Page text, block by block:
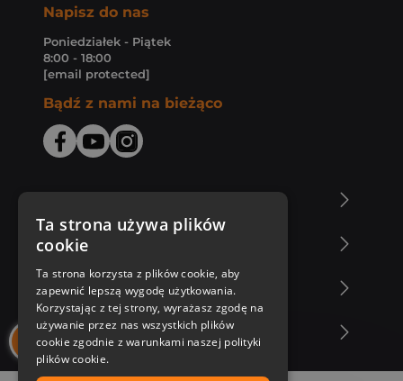
Napisz do nas
Poniedziałek - Piątek
8:00 - 18:00
[email protected]
Bądź z nami na bieżąco
Zakupy u nas
Nasza oferta
Nasi autorzy
Ta strona używa plików
cookie
Ta strona korzysta z plików cookie, aby
zapewnić lepszą wygodę użytkowania.
Korzystając z tej strony, wyrażasz zgodę na
używanie przez nas wszystkich plików
cookie zgodnie z warunkami naszej polityki
plików cookie.